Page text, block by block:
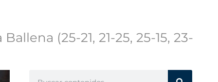
(25-21, 21-25, 25-15, 23-